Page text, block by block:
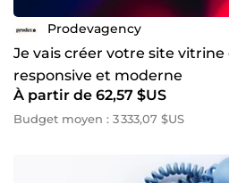
Prodevagency
Je vais créer votre site vitrine
responsive et moderne
À partir de 62,57 $US
Budget moyen : 3 333,07 $US